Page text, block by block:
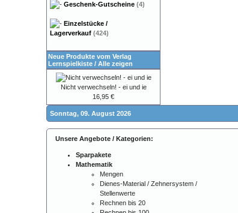
Geschenk-Gutscheine (4)
Einzelstücke /
Lagerverkauf (424)
Neue Produkte vom Verlag
Lernspielkiste / Alle zeigen
Nicht verwechseln! - ei und ie
16,95 €
Sonntag, 09. August 2026
Unsere Angebote / Kategorien:
Sparpakete
Mathematik
Mengen
Dienes-Material / Zehnersystem /
Stellenwerte
Rechnen bis 20